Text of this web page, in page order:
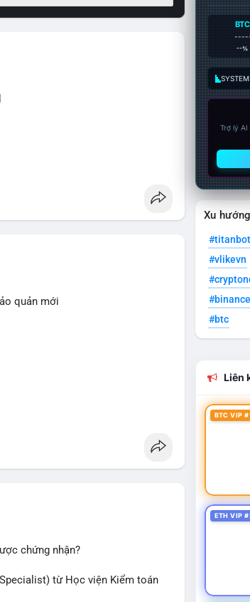
quản mới
chứng nhận?
từ Học viện Kiểm toán
BTC
--%
Trợ lý
Xu
#titanbot
#vlikevn
#btc
Liên
BTC VIP
ETH VIP